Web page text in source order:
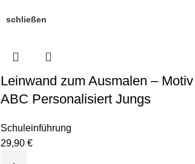
schließen
Leinwand zum Ausmalen – Motiv
ABC Personalisiert Jungs
Schuleinführung
29,90 €